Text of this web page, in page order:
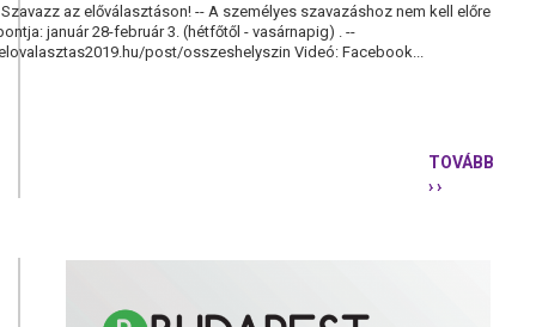
az előválasztáson! -- A személyes szavazáshoz nem kell előre
január 28-február 3. (hétfőtől - vasárnapig) . --
post/osszeshelyszin Videó: Facebook...
TOVÁBB
› ›